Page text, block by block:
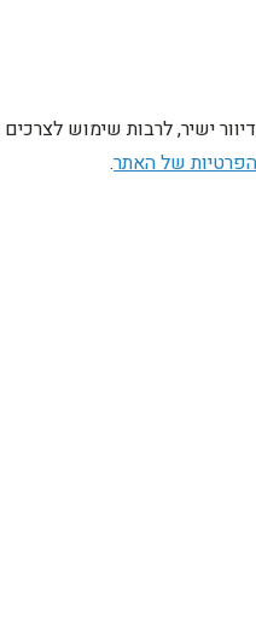
ישיר, לרבות שימוש
הפרטיות של האתר.